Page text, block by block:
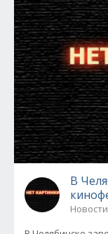
В
Новости